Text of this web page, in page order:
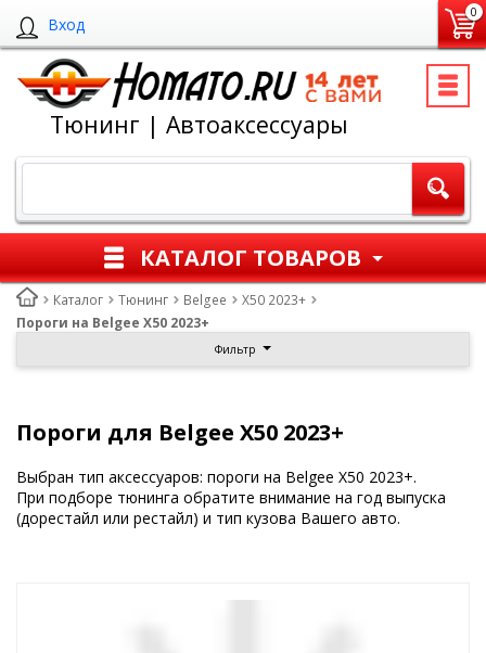
Вход
0
Тюнинг | Автоаксессуары
КАТАЛОГ ТОВАРОВ
Каталог Тюнинг Belgee
X50 2023+
Пороги на Belgee X50 2023+
Фильтр
Пороги для Belgee X50 2023+
Выбран тип аксессуаров: пороги на Belgee X50 2023+.
При подборе тюнинга обратите внимание на год выпуска
(дорестайл или рестайл) и тип кузова Вашего авто.